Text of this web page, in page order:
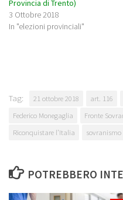
Provincia di Trento)
3 Ottobre 2018
In "elezioni provinciali"
Tag: 21 ottobre 2018 art. 116
Federico Monegaglia
Fronte
Riconquistare l’Italia
sovranismo
POTREBBERO